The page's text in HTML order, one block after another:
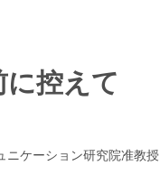
控えて
ニケーション研究院准教授